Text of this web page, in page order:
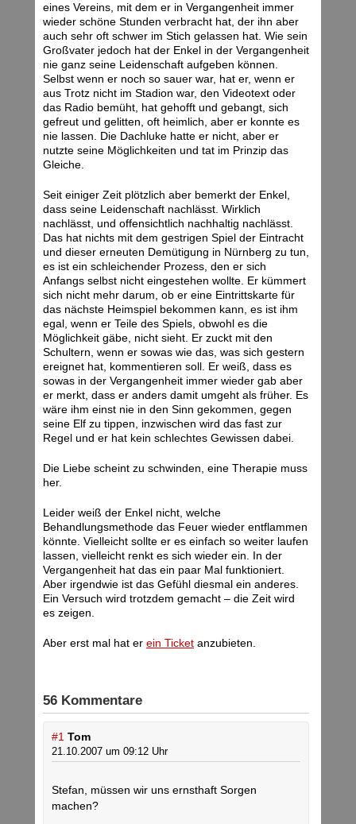
eines Vereins, mit dem er in Vergangenheit immer
wieder schöne Stunden verbracht hat, der ihn aber
auch sehr oft schwer im Stich gelassen hat. Wie sein
Großvater jedoch hat der Enkel in der Vergangenheit
nie ganz seine Leidenschaft aufgeben können.
Selbst wenn er noch so sauer war, hat er, wenn er
aus Trotz nicht im Stadion war, den Videotext oder
das Radio bemüht, hat gehofft und gebangt, sich
gefreut und gelitten, oft heimlich, aber er konnte es
nie lassen. Die Dachluke hatte er nicht, aber er
nutzte seine Möglichkeiten und tat im Prinzip das
Gleiche.
Seit einiger Zeit plötzlich aber bemerkt der Enkel,
dass seine Leidenschaft nachlässt. Wirklich
nachlässt, und offensichtlich nachhaltig nachlässt.
Das hat nichts mit dem gestrigen Spiel der Eintracht
und dieser erneuten Demütigung in Nürnberg zu tun,
es ist ein schleichender Prozess, den er sich
Anfangs selbst nicht eingestehen wollte. Er kümmert
sich nicht mehr darum, ob er eine Eintrittskarte für
das nächste Heimspiel bekommen kann, es ist ihm
egal, wenn er Teile des Spiels, obwohl es die
Möglichkeit gäbe, nicht sieht. Er zuckt mit den
Schultern, wenn er sowas wie das, was sich gestern
ereignet hat, kommentieren soll. Er weiß, dass es
sowas in der Vergangenheit immer wieder gab aber
er merkt, dass er anders damit umgeht als früher. Es
wäre ihm einst nie in den Sinn gekommen, gegen
seine Elf zu tippen, inzwischen wird das fast zur
Regel und er hat kein schlechtes Gewissen dabei.
Die Liebe scheint zu schwinden, eine Therapie muss
her.
Leider weiß der Enkel nicht, welche
Behandlungsmethode das Feuer wieder entflammen
könnte. Vielleicht sollte er es einfach so weiter laufen
lassen, vielleicht renkt es sich wieder ein. In der
Vergangenheit hat das ein paar Mal funktioniert.
Aber irgendwie ist das Gefühl diesmal ein anderes.
Ein Versuch wird trotzdem gemacht – die Zeit wird
es zeigen.
Aber erst mal hat er ein Ticket anzubieten.
56 Kommentare
#1 Tom
21.10.2007 um 09:12 Uhr
Stefan, müssen wir uns ernsthaft Sorgen
machen?